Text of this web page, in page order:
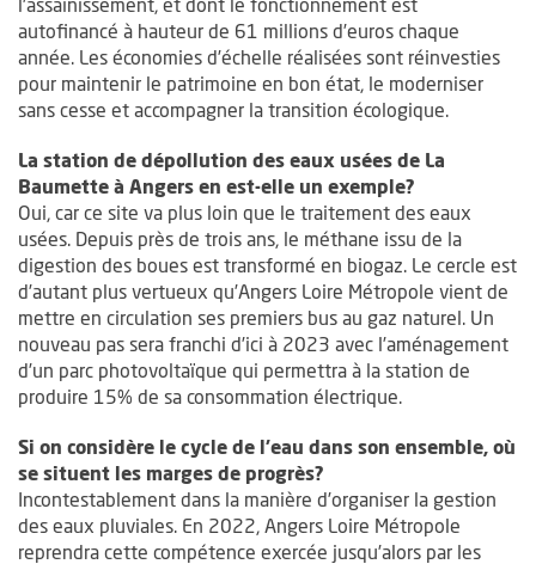
autofinancé à hauteur de 61 millions d’euros chaque
année. Les économies d’échelle réalisées sont réinvesties
pour maintenir le patrimoine en bon état, le moderniser
sans cesse et accompagner la transition écologique.
La station de dépollution des eaux usées de La
Baumette à Angers en est-elle un exemple?
Oui, car ce site va plus loin que le traitement des eaux
usées. Depuis près de trois ans, le méthane issu de la
digestion des boues est transformé en biogaz. Le cercle est
d’autant plus vertueux qu’Angers Loire Métropole vient de
mettre en circulation ses premiers bus au gaz naturel. Un
nouveau pas sera franchi d’ici à 2023 avec l’aménagement
d’un parc photovoltaïque qui permettra à la station de
produire 15% de sa consommation électrique.
Si on considère le cycle de l’eau dans son ensemble, où
se situent les marges de progrès?
Incontestablement dans la manière d’organiser la gestion
des eaux pluviales. En 2022, Angers Loire Métropole
reprendra cette compétence exercée jusqu’alors par les